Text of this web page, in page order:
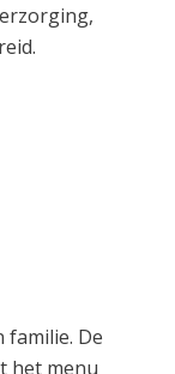
familie. De
het menu